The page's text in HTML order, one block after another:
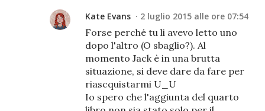
Kate Evans 2 luglio 2015 alle ore 07:54
Forse perché tu li avevo letto uno
dopo l'altro (O sbaglio?). Al
momento Jack è in una brutta
situazione, si deve dare da fare per
riascquistarmi U_U
Io spero che l'aggiunta del quarto